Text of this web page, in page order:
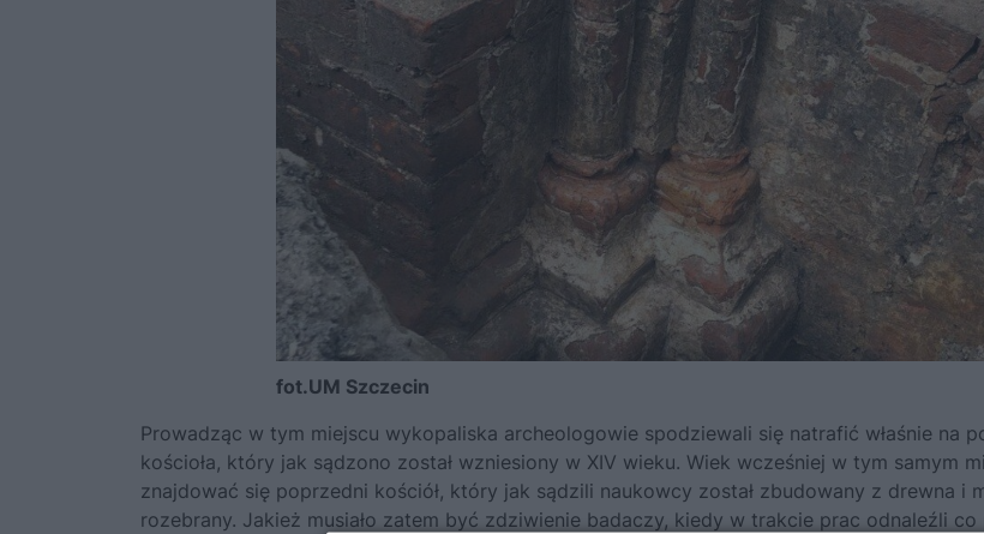
fot.UM Szczecin
Prowadząc w tym miejscu wykopaliska archeologowie spodziewali się natrafić właśnie na
kościoła, który jak sądzono został wzniesiony w XIV wieku. Wiek wcześniej w tym samym
znajdować się poprzedni kościół, który jak sądzili naukowcy został zbudowany z drewna i
rozebrany. Jakież musiało zatem być zdziwienie badaczy, kiedy w trakcie prac odnaleźli co